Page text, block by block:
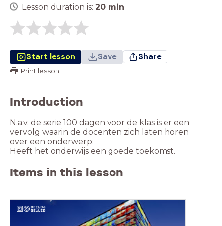
Lesson duration is: 20 min
Start lesson Save Share
Print lesson
Introduction
N.a.v. de serie 100 dagen voor de klas is er een
vervolg waarin de docenten zich laten horen
over een onderwerp:
Heeft het onderwijs een goede toekomst.
Items in this lesson